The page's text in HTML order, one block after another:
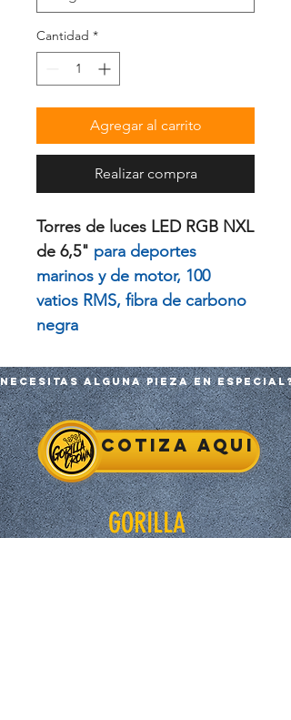
Cantidad *
Agregar al carrito
Realizar compra
Torres de luces LED RGB NXL
de 6,5" para deportes
marinos y de motor, 100
vatios RMS, fibra de carbono
negra
Necesitas alguna pieza en especial?
Cotiza aqui
GORILLA